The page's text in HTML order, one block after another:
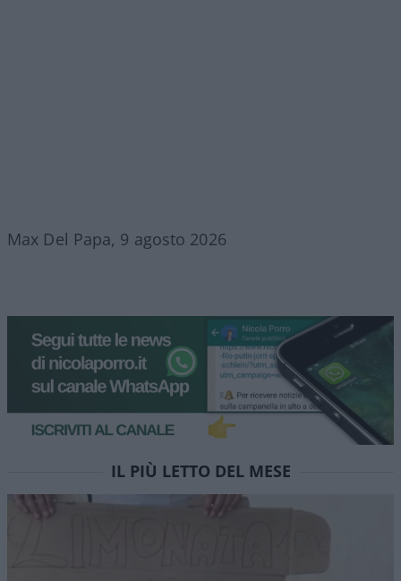
Max Del Papa, 9 agosto 2026
IL PIÙ LETTO DEL MESE